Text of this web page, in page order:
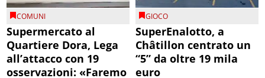
COMUNI
Supermercato al
Quartiere Dora, Lega
all’attacco con 19
osservazioni: «Faremo
GIOCO
SuperEnalotto, a
Châtillon centrato un
“5” da oltre 19 mila
euro